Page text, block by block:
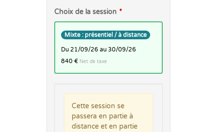
Choix de la session
Mixte : présentiel / à distance
du 21/09/26 au 30/09/26
840 € Net de taxe
Cette session se
passera en partie à
distance et en partie